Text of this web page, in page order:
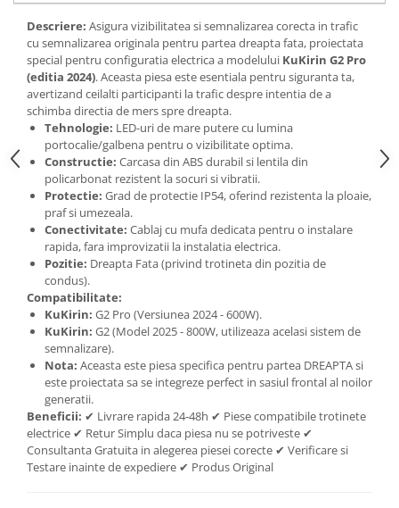
Biciclete Electrice
Anvelope moto
Camere moto
Anvelope ATV
Cauciucuri bicicleta
Anvelope și Camere Utilaje
https://www.doctortrotineta.ro/plata-
forceOriginalForEdit=1&preview=00681
Descriere: Asigura vizibilitatea si semnalizarea corecta in trafic
cu semnalizarea originala pentru partea dreapta fata, proiectata
special pentru configuratia electrica a modelului KuKirin G2 Pro
(editia 2024). Aceasta piesa este esentiala pentru siguranta ta,
avertizand ceilalti participanti la trafic despre intentia de a
schimba directia de mers spre dreapta.
Tehnologie: LED-uri de mare putere cu lumina
portocalie/galbena pentru o vizibilitate optima.
Constructie: Carcasa din ABS durabil si lentila din
policarbonat rezistent la socuri si vibratii.
Protectie: Grad de protectie IP54, oferind rezistenta la ploaie,
praf si umezeala.
Conectivitate: Cablaj cu mufa dedicata pentru o instalare
rapida, fara improvizatii la instalatia electrica.
Pozitie: Dreapta Fata (privind trotineta din pozitia de
condus).
Compatibilitate:
KuKirin: G2 Pro (Versiunea 2024 - 600W).
KuKirin: G2 (Model 2025 - 800W, utilizeaza acelasi sistem de
semnalizare).
Nota: Aceasta este piesa specifica pentru partea DREAPTA si
este proiectata sa se integreze perfect in sasiul frontal al noilor
generatii.
Beneficii: ✔ Livrare rapida 24-48h ✔ Piese compatibile trotinete
electrice ✔ Retur Simplu daca piesa nu se potriveste ✔
Consultanta Gratuita in alegerea piesei corecte ✔ Verificare si
Testare inainte de expediere ✔ Produs Original